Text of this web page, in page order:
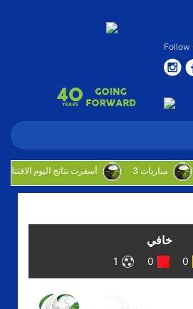
Follow
أسفرت نتائج اليوم الافتتاحي للدوره الروضان
خافي
0
0
1